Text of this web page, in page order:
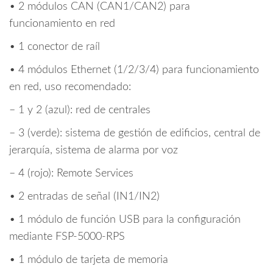
• 2 módulos CAN (CAN1/CAN2) para
funcionamiento en red
• 1 conector de raíl
• 4 módulos Ethernet (1/2/3/4) para funcionamiento
en red, uso recomendado:
– 1 y 2 (azul): red de centrales
– 3 (verde): sistema de gestión de edificios, central de
jerarquía, sistema de alarma por voz
– 4 (rojo): Remote Services
• 2 entradas de señal (IN1/IN2)
• 1 módulo de función USB para la configuración
mediante FSP-5000-RPS
• 1 módulo de tarjeta de memoria